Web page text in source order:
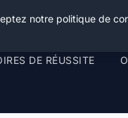
DE RÉUSSITE
notre politique de